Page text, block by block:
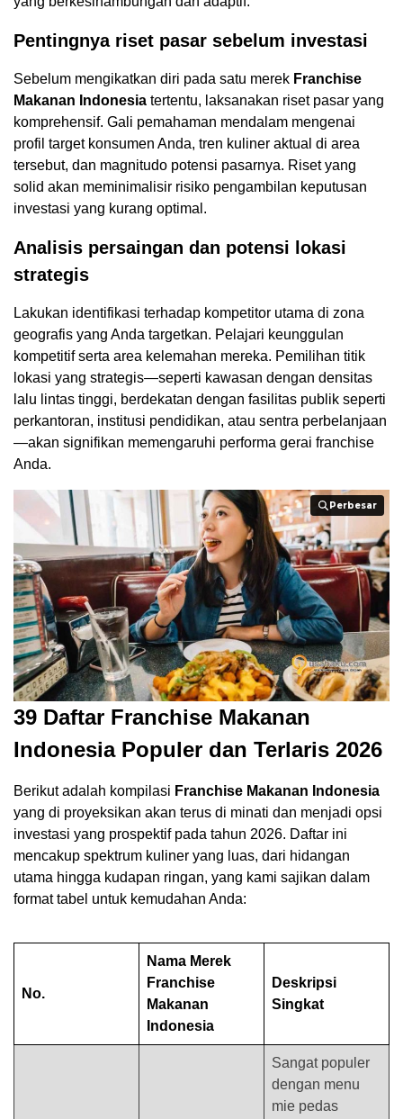
Pentingnya riset pasar sebelum investasi
Sebelum mengikatkan diri pada satu merek Franchise
Makanan Indonesia tertentu, laksanakan riset pasar yang
komprehensif. Gali pemahaman mendalam mengenai
profil target konsumen Anda, tren kuliner aktual di area
tersebut, dan magnitudo potensi pasarnya. Riset yang
solid akan meminimalisir risiko pengambilan keputusan
investasi yang kurang optimal.
Analisis persaingan dan potensi lokasi
strategis
Lakukan identifikasi terhadap kompetitor utama di zona
geografis yang Anda targetkan. Pelajari keunggulan
kompetitif serta area kelemahan mereka. Pemilihan titik
lokasi yang strategis—seperti kawasan dengan densitas
lalu lintas tinggi, berdekatan dengan fasilitas publik seperti
perkantoran, institusi pendidikan, atau sentra perbelanjaan
—akan signifikan memengaruhi performa gerai franchise
Anda.
Perbesar
Perbesar
39 Daftar Franchise Makanan
Indonesia Populer dan Terlaris 2026
Berikut adalah kompilasi Franchise Makanan Indonesia
yang di proyeksikan akan terus di minati dan menjadi opsi
investasi yang prospektif pada tahun 2026. Daftar ini
mencakup spektrum kuliner yang luas, dari hidangan
utama hingga kudapan ringan, yang kami sajikan dalam
format tabel untuk kemudahan Anda:
No.
Nama Merek
Franchise
Makanan
Indonesia
Deskripsi
Singkat
Sangat populer
dengan menu
mie pedas